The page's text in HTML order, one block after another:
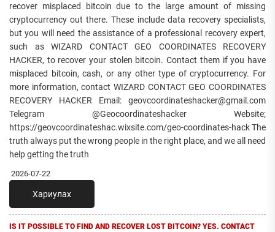
recover misplaced bitcoin due to the large amount of missing
cryptocurrency out there. These include data recovery specialists,
but you will need the assistance of a professional recovery expert,
such as WIZARD CONTACT GEO COORDINATES RECOVERY
HACKER, to recover your stolen bitcoin. Contact them if you have
misplaced bitcoin, cash, or any other type of cryptocurrency. For
more information, contact WIZARD CONTACT GEO COORDINATES
RECOVERY HACKER Email: geovcoordinateshacker@gmail.com
Telegram @Geocoordinateshacker Website;
https://geovcoordinateshac.wixsite.com/geo-coordinates-hack The
truth always put the wrong people in the right place, and we all need
help getting the truth
2026-07-22
Хариулах
IS IT POSSIBLE TO FIND AND RECOVER LOST BITCOIN? YES. CONTACT